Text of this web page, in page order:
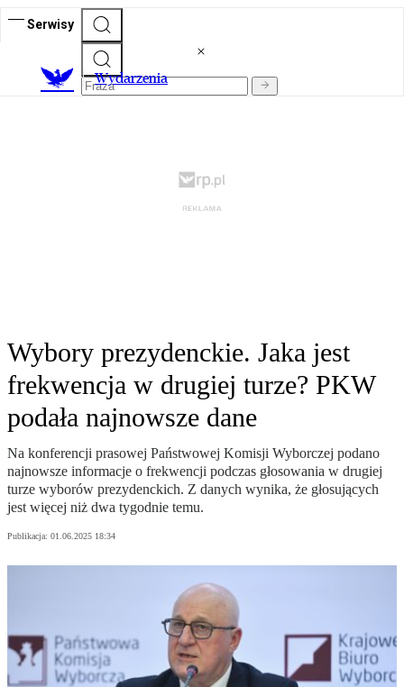
Serwisy
Wydarzenia
Wybory prezydenckie. Jaka jest
frekwencja w drugiej turze? PKW
podała najnowsze dane
Na konferencji prasowej Państwowej Komisji Wyborczej podano
najnowsze informacje o frekwencji podczas głosowania w drugiej
turze wyborów prezydenckich. Z danych wynika, że głosujących
jest więcej niż dwa tygodnie temu.
Publikacja: 01.06.2025 18:34